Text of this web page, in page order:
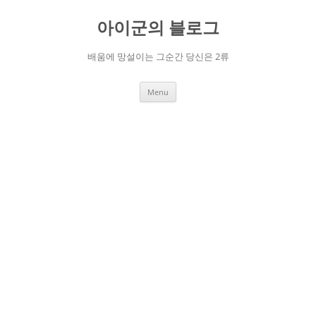
아이군의 블로그
배움에 망설이는 그순간 당신은 2류
Menu